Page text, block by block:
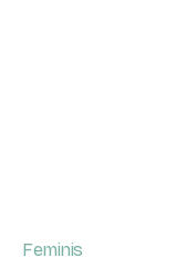
Feminis